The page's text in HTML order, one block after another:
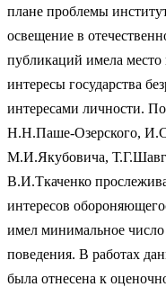
плане проблемы
освещение в
публикаций имела место
интересы государства
интересами личности.
Н.Н.Паше-Озерского,
М.И.Якубовича,
В.И.Ткаченко
интересов
имел минимальное
поведения. В работах
была отнесена к